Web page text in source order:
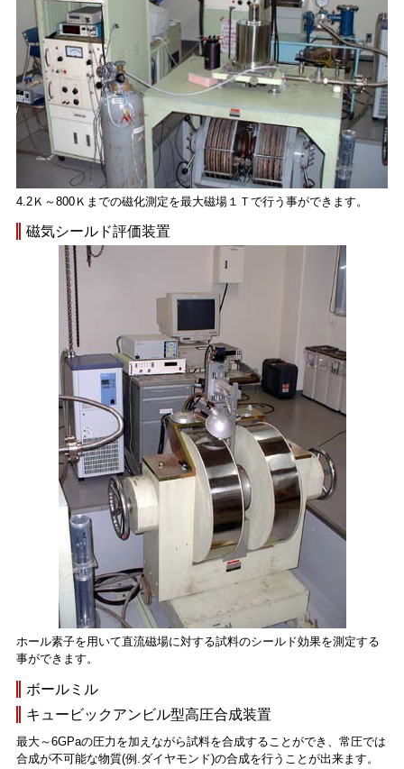
4.2Ｋ～800Ｋまでの磁化測定を最大磁場１Ｔで行う事ができます。
磁気シールド評価装置
ホール素子を用いて直流磁場に対する試料のシールド効果を測定する
事ができます。
ボールミル
キュービックアンビル型高圧合成装置
最大～6GPaの圧力を加えながら試料を合成することができ、常圧では
合成が不可能な物質(例.ダイヤモンド)の合成を行うことが出来ます。